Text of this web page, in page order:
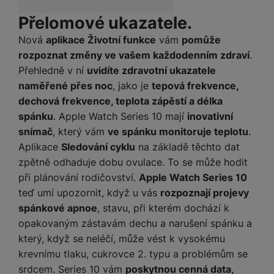
y
a
p
ř
e
d
s
á
y
T
e
e
k
o
n
v
y
c
h
l
n
a
b
íj
e
č
k
S
íť
o
v
é
e
P
ří
l
u
š
e
n
s
t
p
r
o
i
P
a
b
y
R
e
k
c
e
/
o
s
i
č
e
d
a
t
l
a
s
h
d
i
s
P
ří
s
l
š
e
n
s
s
š
e
n
s
t
v
r
o
t
a
b
e
Přelomové ukazatele.
Nová aplikace Životní funkce vám pomůže
rozpoznat změny ve vašem každodenním zdraví.
Přehledně v ní uvidíte zdravotní ukazatele
naměřené přes noc, jako je tepová frekvence,
dechová frekvence, teplota zápěstí a délka
spánku. Apple Watch Series 10 mají inovativní
snímač, který vám ve spánku monitoruje teplotu.
Aplikace Sledování cyklu na základě těchto dat
zpětně odhaduje dobu ovulace. To se může hodit
při plánování rodičovství. Apple Watch Series 10
teď umí upozornit, když u vás rozpoznají projevy
spánkové apnoe, stavu, při kterém dochází k
opakovaným zástavám dechu a narušení spánku a
který, když se neléčí, může vést k vysokému
krevnímu tlaku, cukrovce 2. typu a problémům se
srdcem. Series 10 vám poskytnou cenná data,